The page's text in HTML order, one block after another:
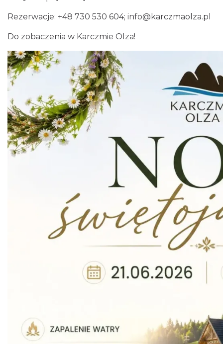
Piłkarski Piknik
Istebna
2026-08-22
III Ogólnopolski Festiwal Folkloru
Dziecięcego „ Jaworowy Listek”
2026-09-19
Istebna
2026-08-11
1.68 km
Rezerwacje: +48 730 530 604; info@karczmaolza.pl
Do zobaczenia w Karczmie Olza!